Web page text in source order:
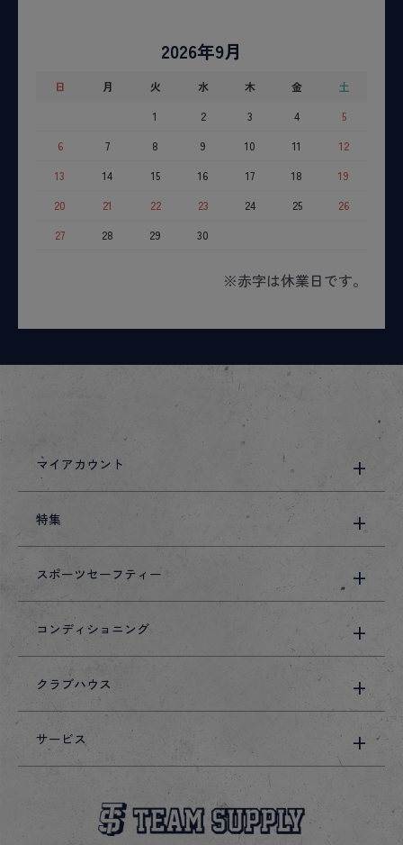
2026年9月
日 月 火 水 木 金
土
1
2 3 4
5
6
7 8 9 10 11
12
13
14 15 16 17 18
19
20
21 22 23 24 25
26
27
28 29 30
※赤字は休業日です。
マイアカウント
特集
スポーツセーフティー
コンディショニング
クラブハウス
サービス